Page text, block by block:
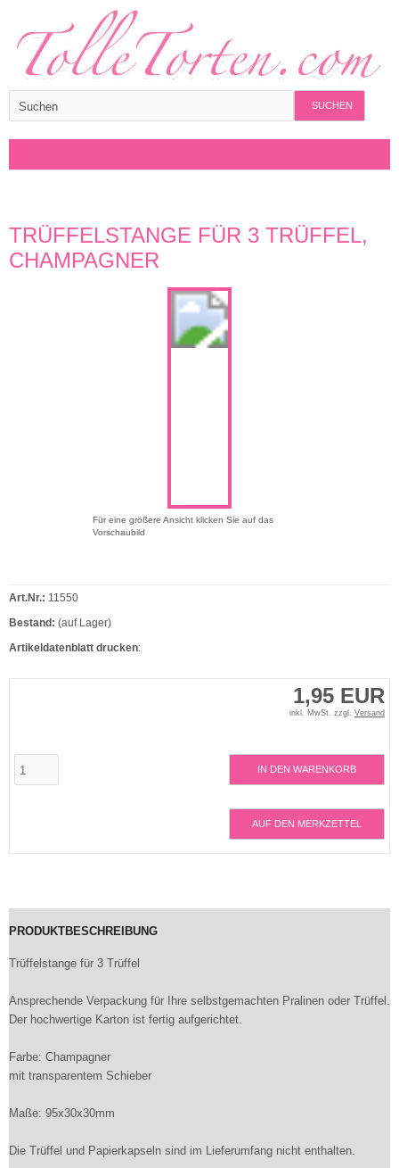
SUCHEN
TRÜFFELSTANGE FÜR 3 TRÜFFEL,
CHAMPAGNER
Für eine größere Ansicht klicken Sie auf das
Vorschaubild
1,95 EUR
inkl. MwSt. zzgl. Versand
IN DEN WARENKORB
AUF DEN MERKZETTEL
Art.Nr.: 11550
Bestand: (auf Lager)
Artikeldatenblatt drucken:
PRODUKTBESCHREIBUNG
Trüffelstange für 3 Trüffel
Ansprechende Verpackung für Ihre selbstgemachten Pralinen oder Trüffel.
Der hochwertige Karton ist fertig aufgerichtet.
Farbe: Champagner
mit transparentem Schieber
Maße: 95x30x30mm
Die Trüffel und Papierkapseln sind im Lieferumfang nicht enthalten.